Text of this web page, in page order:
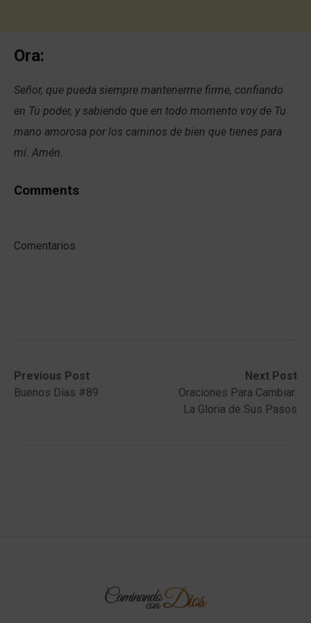
Ora:
Señor, que pueda siempre mantenerme firme, confiando
en Tu poder, y sabiendo que en todo momento voy de Tu
mano amorosa por los caminos de bien que tienes para
mí. Amén.
Comments
Comentarios
Post
navigation
Previous Post
Previous
post:Buenos Días #89
Next Post
Next
post:
Oraciones Para Cambiar:
La Gloria de Sus Pasos